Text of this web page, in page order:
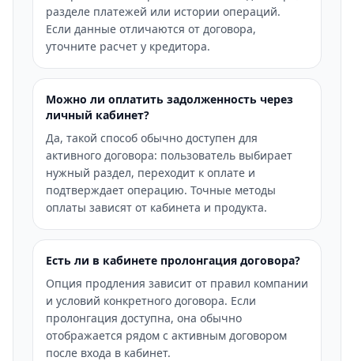
разделе платежей или истории операций.
Если данные отличаются от договора,
уточните расчет у кредитора.
Можно ли оплатить задолженность через
личный кабинет?
Да, такой способ обычно доступен для
активного договора: пользователь выбирает
нужный раздел, переходит к оплате и
подтверждает операцию. Точные методы
оплаты зависят от кабинета и продукта.
Есть ли в кабинете пролонгация договора?
Опция продления зависит от правил компании
и условий конкретного договора. Если
пролонгация доступна, она обычно
отображается рядом с активным договором
после входа в кабинет.